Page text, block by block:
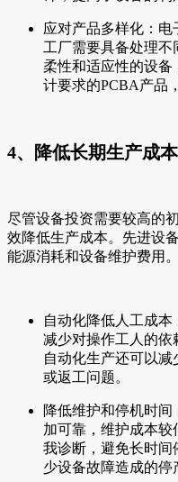
应对产品多样化：
工厂需要具备处理
柔性和适应性的设备
计要求的PCBA产品
4、降低长期生产成本
尽管设备投资需要较高的
效降低生产成本。先进设
能源消耗和设备维护费用。
自动化降低人工成
减少对操作工人的依
自动化生产还可以
或返工问题。
降低维护和停机时
加可靠，维护成本较
我诊断，避免长时间
少设备故障造成的停